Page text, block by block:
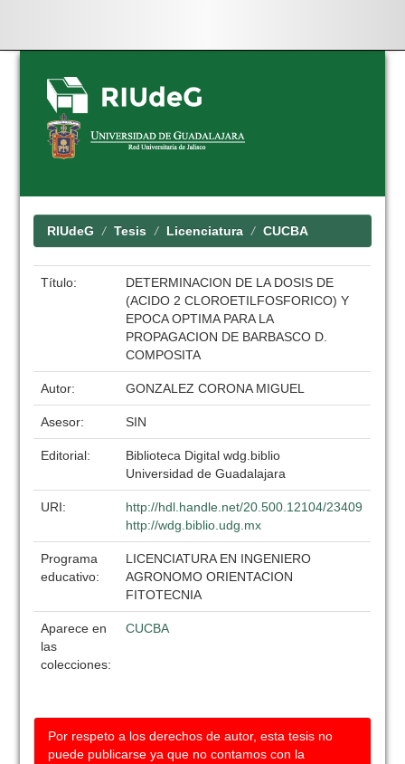
Skip
navigation
RIUdeG Tesis Licenciatura CUCBA
Título:
DETERMINACION DE LA DOSIS DE
(ACIDO 2 CLOROETILFOSFORICO) Y
EPOCA OPTIMA PARA LA
PROPAGACION DE BARBASCO D.
COMPOSITA
Autor: GONZALEZ CORONA MIGUEL
Asesor: SIN
Editorial:
Biblioteca Digital wdg.biblio
Universidad de Guadalajara
URI:
http://hdl.handle.net/20.500.12104/23409
http://wdg.biblio.udg.mx
Programa
educativo:
LICENCIATURA EN INGENIERO
AGRONOMO ORIENTACION
FITOTECNIA
Aparece en
las
colecciones:
CUCBA
Por respeto a los derechos de autor, esta tesis no
puede publicarse ya que no contamos con la